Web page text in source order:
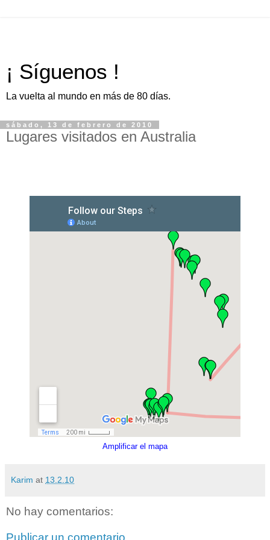
¡ Síguenos !
La vuelta al mundo en más de 80 días.
sábado, 13 de febrero de 2010
Lugares visitados en Australia
Amplificar el mapa
Karim at 13.2.10
No hay comentarios: